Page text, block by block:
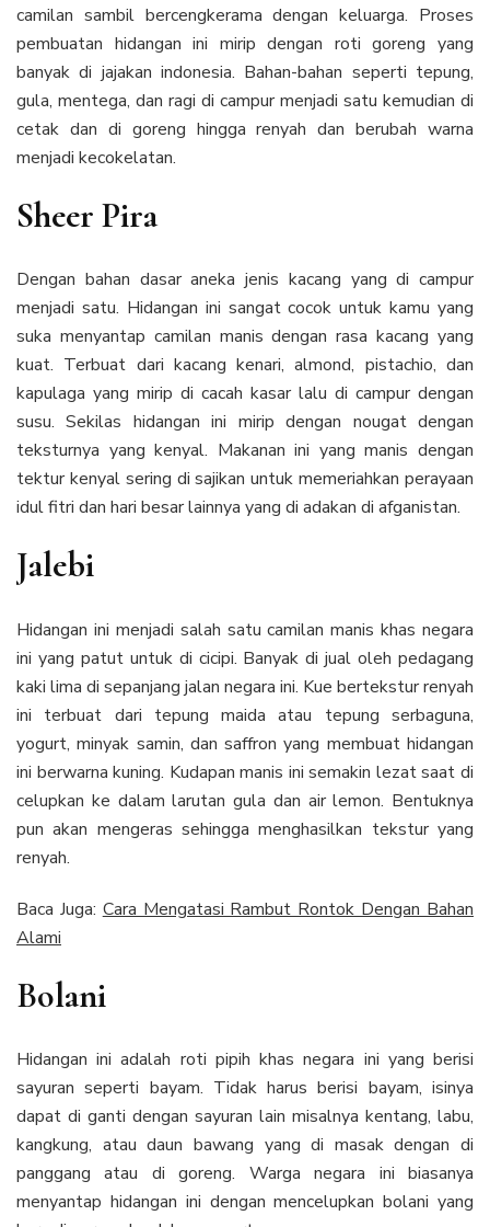
camilan sambil bercengkerama dengan keluarga. Proses
pembuatan hidangan ini mirip dengan roti goreng yang
banyak di jajakan indonesia. Bahan-bahan seperti tepung,
gula, mentega, dan ragi di campur menjadi satu kemudian di
cetak dan di goreng hingga renyah dan berubah warna
menjadi kecokelatan.
Sheer Pira
Dengan bahan dasar aneka jenis kacang yang di campur
menjadi satu. Hidangan ini sangat cocok untuk kamu yang
suka menyantap camilan manis dengan rasa kacang yang
kuat. Terbuat dari kacang kenari, almond, pistachio, dan
kapulaga yang mirip di cacah kasar lalu di campur dengan
susu. Sekilas hidangan ini mirip dengan nougat dengan
teksturnya yang kenyal. Makanan ini yang manis dengan
tektur kenyal sering di sajikan untuk memeriahkan perayaan
idul fitri dan hari besar lainnya yang di adakan di afganistan.
Jalebi
Hidangan ini menjadi salah satu camilan manis khas negara
ini yang patut untuk di cicipi. Banyak di jual oleh pedagang
kaki lima di sepanjang jalan negara ini. Kue bertekstur renyah
ini terbuat dari tepung maida atau tepung serbaguna,
yogurt, minyak samin, dan saffron yang membuat hidangan
ini berwarna kuning. Kudapan manis ini semakin lezat saat di
celupkan ke dalam larutan gula dan air lemon. Bentuknya
pun akan mengeras sehingga menghasilkan tekstur yang
renyah.
Baca Juga: Cara Mengatasi Rambut Rontok Dengan Bahan
Alami
Bolani
Hidangan ini adalah roti pipih khas negara ini yang berisi
sayuran seperti bayam. Tidak harus berisi bayam, isinya
dapat di ganti dengan sayuran lain misalnya kentang, labu,
kangkung, atau daun bawang yang di masak dengan di
panggang atau di goreng. Warga negara ini biasanya
menyantap hidangan ini dengan mencelupkan bolani yang